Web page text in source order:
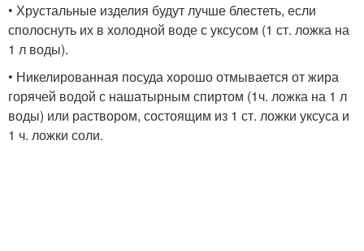
• Хрустальные изделия будут лучше блестеть, если
сполоснуть их в холодной воде с уксусом (1 ст. ложка на
1 л воды).
• Никелированная посуда хорошо отмывается от жира
горячей водой с нашатырным спиртом (1ч. ложка на 1 л
воды) или раствором, состоящим из 1 ст. ложки уксуса и
1 ч. ложки соли.